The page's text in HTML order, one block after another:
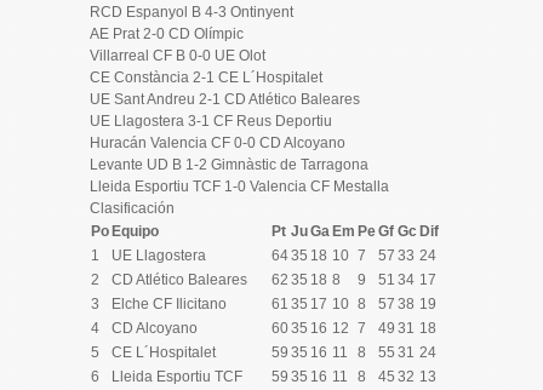
RCD Espanyol B 4-3 Ontinyent
AE Prat 2-0 CD Olímpic
Villarreal CF B 0-0 UE Olot
CE Constància 2-1 CE L´Hospitalet
UE Sant Andreu 2-1 CD Atlético Baleares
UE Llagostera 3-1 CF Reus Deportiu
Huracán Valencia CF 0-0 CD Alcoyano
Levante UD B 1-2 Gimnàstic de Tarragona
Lleida Esportiu TCF 1-0 Valencia CF Mestalla
Clasificación
PoEquipo Pt JuGaEm PeGf Gc Dif
1
UE Llagostera 6435 18 10 7 57 33 24
2
CD Atlético Baleares 62 35 18 8 9 51 34 17
3
Elche CF Ilicitano 61 35 17 10 8 57 38 19
4
CD Alcoyano 6035 16 12 7 49 31 18
5
CE L´Hospitalet 59 35 16 11 8 55 31 24
6
Lleida Esportiu TCF 59 35 16 11 8 45 32 13